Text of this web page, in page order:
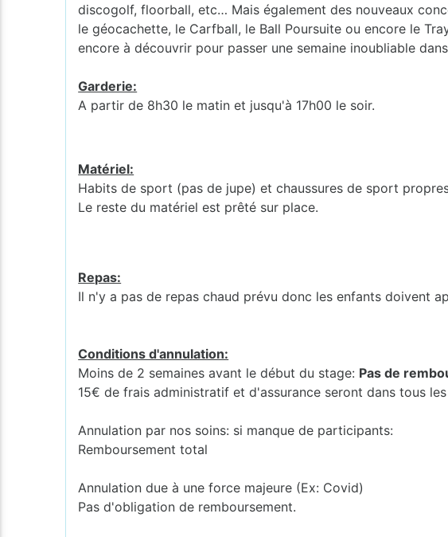
discogolf, floorball, etc… Mais également des nouveaux
le géocachette, le Carfball, le Ball Poursuite ou encore le
encore à découvrir pour passer une semaine inoubliable
Garderie:
A partir de 8h30 le matin et jusqu'à 17h00 le soir.
Matériel:
Habits de sport (pas de jupe) et chaussures de sport
Le reste du matériel est prêté sur place.
Repas:
Il n'y a pas de repas chaud prévu donc les enfants doivent
Conditions d'annulation:
Moins de 2 semaines avant le début du stage: Pas de
15€ de frais administratif et d'assurance seront dans tous
Annulation par nos soins: si manque de participants:
Remboursement total
Annulation due à une force majeure (Ex: Covid)
Pas d'obligation de remboursement.